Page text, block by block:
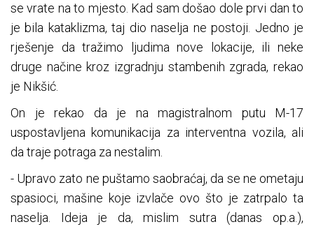
se vrate na to mjesto. Kad sam došao dole prvi dan to
je bila kataklizma, taj dio naselja ne postoji. Jedno je
rješenje da tražimo ljudima nove lokacije, ili neke
druge načine kroz izgradnju stambenih zgrada, rekao
je Nikšić.
On je rekao da je na magistralnom putu M-17
uspostavljena komunikacija za interventna vozila, ali
da traje potraga za nestalim.
- Upravo zato ne puštamo saobraćaj, da se ne ometaju
spasioci, mašine koje izvlače ovo što je zatrpalo ta
naselja. Ideja je da, mislim sutra (danas op.a.),